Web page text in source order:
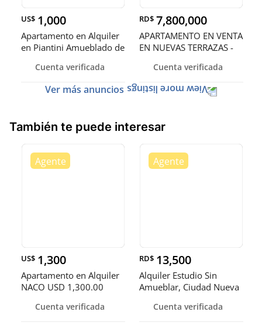
US$ 1,000
Apartamento en Alquiler
en Piantini Amueblado de
Cuenta verificada
RD$ 7,800,000
APARTAMENTO EN VENTA
EN NUEVAS TERRAZAS -
Cuenta verificada
Ver más anuncios
También te puede interesar
US$ 1,300
Apartamento en Alquiler
NACO USD 1,300.00
Cuenta verificada
RD$ 13,500
Alquiler Estudio Sin
Amueblar, Ciudad Nueva
Cuenta verificada